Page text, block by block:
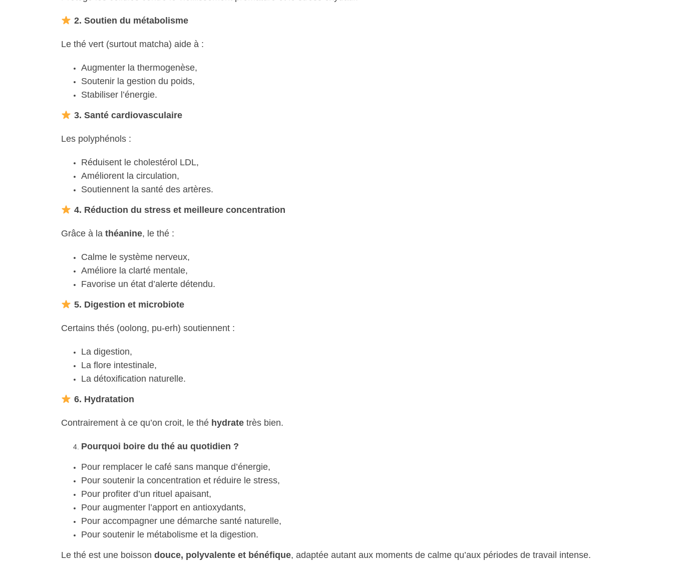
2. Soutien du métabolisme
Le thé vert (surtout matcha) aide à :
Augmenter la thermogenèse,
Soutenir la gestion du poids,
Stabiliser l’énergie.
3. Santé cardiovasculaire
Les polyphénols :
Réduisent le cholestérol LDL,
Améliorent la circulation,
Soutiennent la santé des artères.
4. Réduction du stress et meilleure concentration
Grâce à la théanine, le thé :
Calme le système nerveux,
Améliore la clarté mentale,
Favorise un état d’alerte détendu.
5. Digestion et microbiote
Certains thés (oolong, pu-erh) soutiennent :
La digestion,
La flore intestinale,
La détoxification naturelle.
6. Hydratation
Contrairement à ce qu’on croit, le thé hydrate très bien.
Pourquoi boire du thé au quotidien ?
Pour remplacer le café sans manque d’énergie,
Pour soutenir la concentration et réduire le stress,
Pour profiter d’un rituel apaisant,
Pour augmenter l’apport en antioxydants,
Pour accompagner une démarche santé naturelle,
Pour soutenir le métabolisme et la digestion.
Le thé est une boisson douce, polyvalente et bénéfique, adaptée autant aux moments de calme qu’aux périodes de travail intense.